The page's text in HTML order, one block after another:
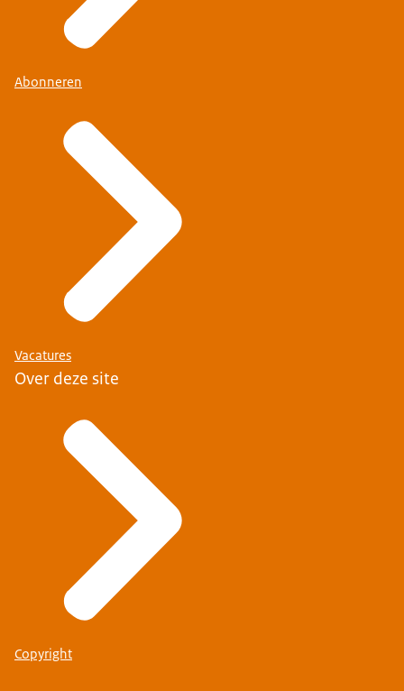
Abonneren
Vacatures
Over deze site
Copyright